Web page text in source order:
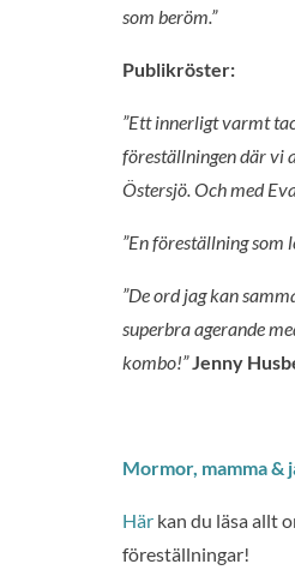
som beröm.”
Publikröster:
”Ett innerligt varmt
föreställningen där vi
Östersjö. Och med
”En föreställning som
”De ord jag kan
superbra agerande
kombo!”Jenny
Mormor, mamma &
Här kan du läsa allt
föreställningar!